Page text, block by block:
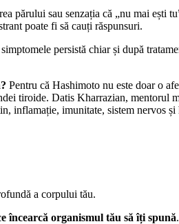
părului sau senzația că „nu mai ești
poate fi să cauți răspunsuri.
persistă chiar și după
Pentru că Hashimoto nu este doar o
tiroide. Datis Kharrazian, mentorul
inflamație, imunitate, sistem nervos
a corpului tău.
încearcă organismul tău să îți spună.